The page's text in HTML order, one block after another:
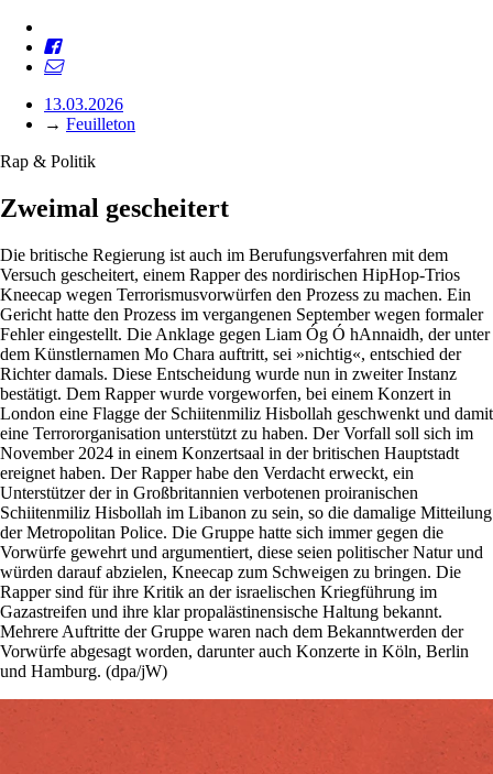
13.03.2026
→ Feuilleton
Rap & Politik
Zweimal gescheitert
Die britische Regierung ist auch im Berufungsverfahren mit dem
Versuch gescheitert, einem Rapper des nordirischen HipHop-Trios
Kneecap wegen Terrorismusvorwürfen den Prozess zu machen. Ein
Gericht hatte den Prozess im vergangenen September wegen formaler
Fehler eingestellt. Die Anklage gegen Liam Óg Ó hAnnaidh, der unter
dem Künstlernamen Mo Chara auftritt, sei »nichtig«, entschied der
Richter damals. Diese Entscheidung wurde nun in zweiter Instanz
bestätigt. Dem Rapper wurde vorgeworfen, bei einem Konzert in
London eine Flagge der Schiitenmiliz Hisbollah geschwenkt und damit
eine Terrororganisation unterstützt zu haben. Der Vorfall soll sich im
November 2024 in einem Konzertsaal in der britischen Hauptstadt
ereignet haben. Der Rapper habe den Verdacht erweckt, ein
Unterstützer der in Großbritannien verbotenen proiranischen
Schiitenmiliz Hisbollah im Libanon zu sein, so die damalige Mitteilung
der Metropolitan Police. Die Gruppe hatte sich immer gegen die
Vorwürfe gewehrt und argumentiert, diese seien politischer Natur und
würden darauf abzielen, Kneecap zum Schweigen zu bringen. Die
Rapper sind für ihre Kritik an der israelischen Kriegführung im
Gazastreifen und ihre klar propalästinensische Haltung bekannt.
Mehrere Auftritte der Gruppe waren nach dem Bekanntwerden der
Vorwürfe abgesagt worden, darunter auch Konzerte in Köln, Berlin
und Hamburg. (dpa/jW)